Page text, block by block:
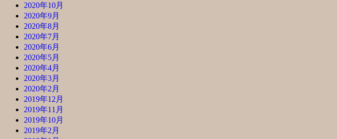
2020年10月
2020年9月
2020年8月
2020年7月
2020年6月
2020年5月
2020年4月
2020年3月
2020年2月
2019年12月
2019年11月
2019年10月
2019年2月